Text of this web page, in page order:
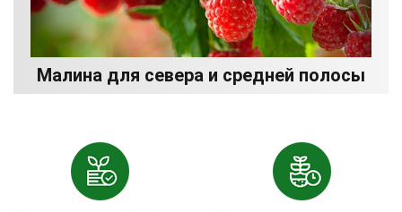
Малина для севера и средней полосы